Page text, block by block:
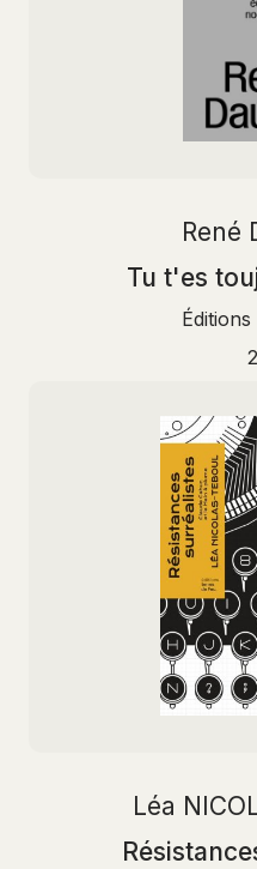
René
Tu t'es
Léa